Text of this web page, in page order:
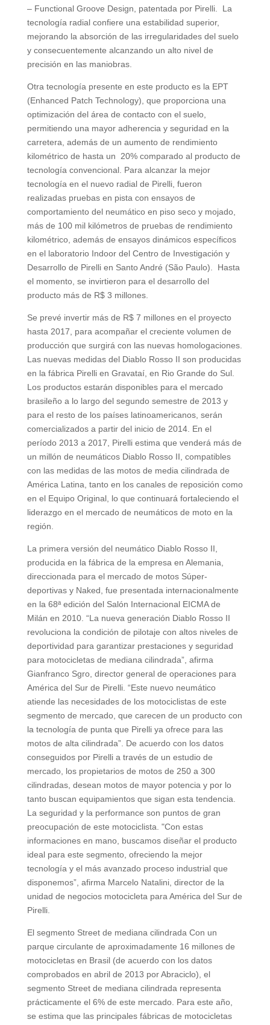
– Functional Groove Design, patentada por Pirelli. La
tecnología radial confiere una estabilidad superior,
mejorando la absorción de las irregularidades del suelo
y consecuentemente alcanzando un alto nivel de
precisión en las maniobras.
Otra tecnología presente en este producto es la EPT
(Enhanced Patch Technology), que proporciona una
optimización del área de contacto con el suelo,
permitiendo una mayor adherencia y seguridad en la
carretera, además de un aumento de rendimiento
kilométrico de hasta un 20% comparado al producto de
tecnología convencional. Para alcanzar la mejor
tecnología en el nuevo radial de Pirelli, fueron
realizadas pruebas en pista con ensayos de
comportamiento del neumático en piso seco y mojado,
más de 100 mil kilómetros de pruebas de rendimiento
kilométrico, además de ensayos dinámicos específicos
en el laboratorio Indoor del Centro de Investigación y
Desarrollo de Pirelli en Santo André (São Paulo). Hasta
el momento, se invirtieron para el desarrollo del
producto más de R$ 3 millones.
Se prevé invertir más de R$ 7 millones en el proyecto
hasta 2017, para acompañar el creciente volumen de
producción que surgirá con las nuevas homologaciones.
Las nuevas medidas del Diablo Rosso II son producidas
en la fábrica Pirelli en Gravataí, en Rio Grande do Sul.
Los productos estarán disponibles para el mercado
brasileño a lo largo del segundo semestre de 2013 y
para el resto de los países latinoamericanos, serán
comercializados a partir del inicio de 2014. En el
período 2013 a 2017, Pirelli estima que venderá más de
un millón de neumáticos Diablo Rosso II, compatibles
con las medidas de las motos de media cilindrada de
América Latina, tanto en los canales de reposición como
en el Equipo Original, lo que continuará fortaleciendo el
liderazgo en el mercado de neumáticos de moto en la
región.
La primera versión del neumático Diablo Rosso II,
producida en la fábrica de la empresa en Alemania,
direccionada para el mercado de motos Súper-
deportivas y Naked, fue presentada internacionalmente
en la 68ª edición del Salón Internacional EICMA de
Milán en 2010. “La nueva generación Diablo Rosso II
revoluciona la condición de pilotaje con altos niveles de
deportividad para garantizar prestaciones y seguridad
para motocicletas de mediana cilindrada”, afirma
Gianfranco Sgro, director general de operaciones para
América del Sur de Pirelli. “Este nuevo neumático
atiende las necesidades de los motociclistas de este
segmento de mercado, que carecen de un producto con
la tecnología de punta que Pirelli ya ofrece para las
motos de alta cilindrada”. De acuerdo con los datos
conseguidos por Pirelli a través de un estudio de
mercado, los propietarios de motos de 250 a 300
cilindradas, desean motos de mayor potencia y por lo
tanto buscan equipamientos que sigan esta tendencia.
La seguridad y la performance son puntos de gran
preocupación de este motociclista. "Con estas
informaciones en mano, buscamos diseñar el producto
ideal para este segmento, ofreciendo la mejor
tecnología y el más avanzado proceso industrial que
disponemos”, afirma Marcelo Natalini, director de la
unidad de negocios motocicleta para América del Sur de
Pirelli.
El segmento Street de mediana cilindrada Con un
parque circulante de aproximadamente 16 millones de
motocicletas en Brasil (de acuerdo con los datos
comprobados en abril de 2013 por Abraciclo), el
segmento Street de mediana cilindrada representa
prácticamente el 6% de este mercado. Para este año,
se estima que las principales fábricas de motocicletas